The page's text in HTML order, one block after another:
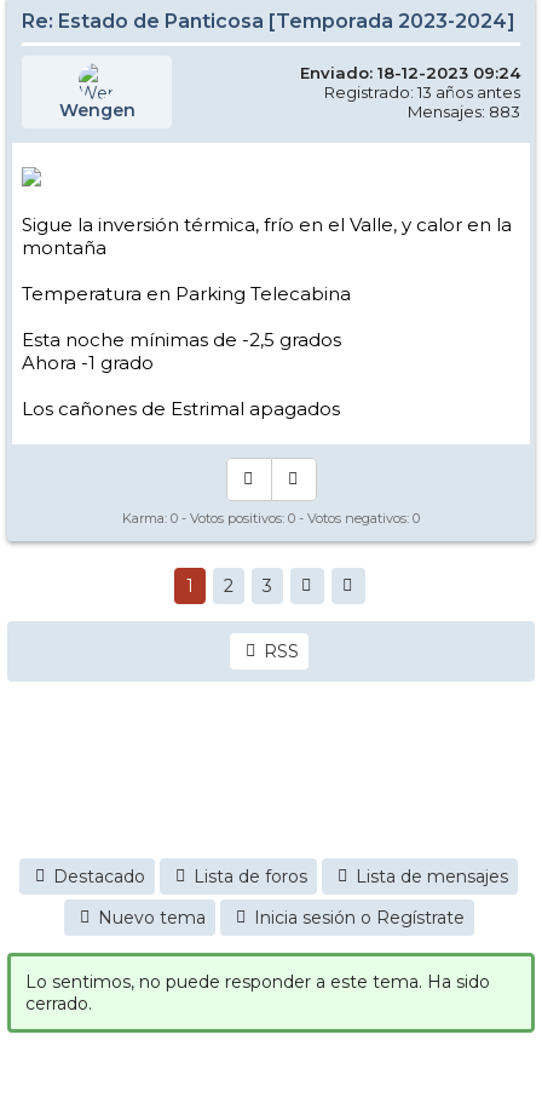
Re: Estado de Panticosa [Temporada 2023-2024]
Wengen
Enviado: 18-12-2023 09:24
Registrado: 13 años antes
Mensajes: 883
Sigue la inversión térmica, frío en el Valle, y calor en la
montaña
Temperatura en Parking Telecabina
Esta noche mínimas de -2,5 grados
Ahora -1 grado
Los cañones de Estrimal apagados
Karma: 0 - Votos positivos: 0 - Votos negativos: 0
1 2 3
RSS
Destacado Lista de foros
Lista de mensajes
Nuevo tema
Inicia sesión o Regístrate
Lo sentimos, no puede responder a este tema. Ha sido
cerrado.